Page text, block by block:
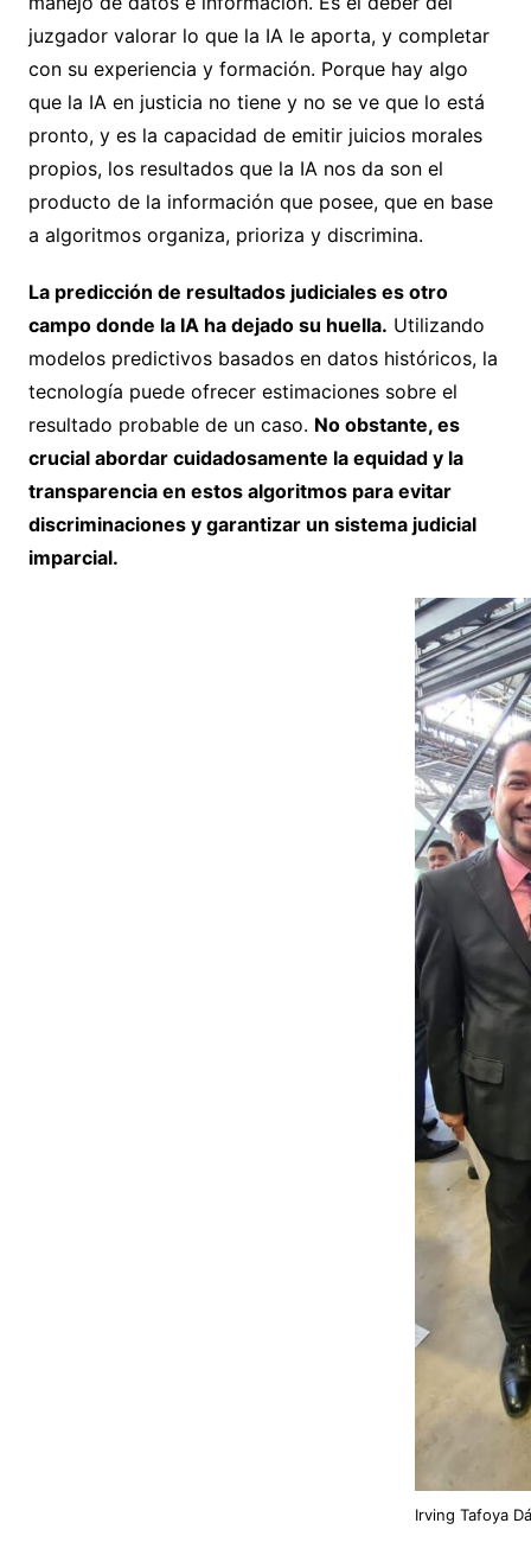
juzgador valorar lo que la IA le aporta, y completar
con su experiencia y formación. Porque hay algo
que la IA en justicia no tiene y no se ve que lo está
pronto, y es la capacidad de emitir juicios morales
propios, los resultados que la IA nos da son el
producto de la información que posee, que en base
a algoritmos organiza, prioriza y discrimina.
La predicción de resultados judiciales es otro
campo donde la IA ha dejado su huella. Utilizando
modelos predictivos basados en datos históricos, la
tecnología puede ofrecer estimaciones sobre el
resultado probable de un caso. No obstante, es
crucial abordar cuidadosamente la equidad y la
transparencia en estos algoritmos para evitar
discriminaciones y garantizar un sistema judicial
imparcial.
Irving Tafoya